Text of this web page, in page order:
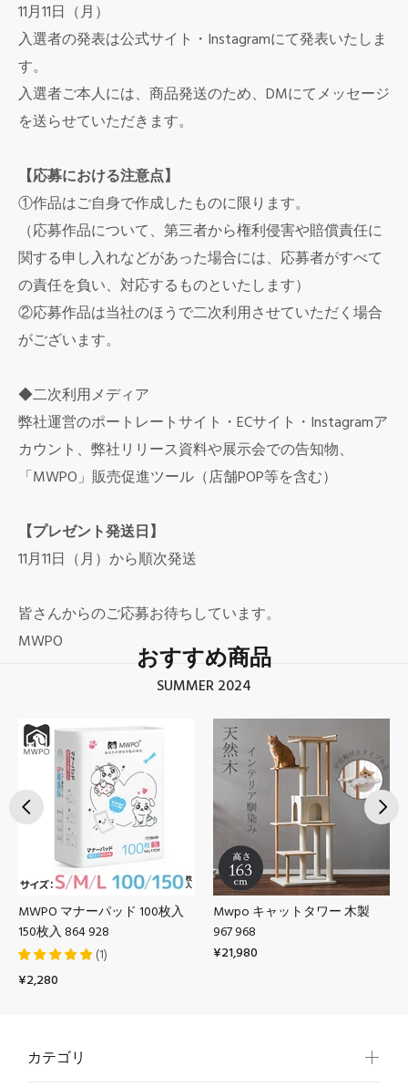
11月11日（月）
入選者の発表は公式サイト・Instagramにて発表いたしま
す。
入選者ご本人には、商品発送のため、DMにてメッセージ
を送らせていただきます。
【応募における注意点】
①作品はご自身で作成したものに限ります。
（応募作品について、第三者から権利侵害や賠償責任に
関する申し入れなどがあった場合には、応募者がすべて
の責任を負い、対応するものといたします）
②応募作品は当社のほうで二次利用させていただく場合
がございます。
◆二次利用メディア
弊社運営のポートレートサイト・ECサイト・Instagramア
カウント、弊社リリース資料や展示会での告知物、
「MWPO」販売促進ツール（店舗POP等を含む）
【プレゼント発送日】
11月11日（月）から順次発送
皆さんからのご応募お待ちしています。
MWPO
おすすめ商品
SUMMER 2024
MWPO マナーパッド 100枚入
150枚入 864 928
(1)
¥2,280
Mwpo キャットタワー 木製
967 968
¥21,980
カテゴリ